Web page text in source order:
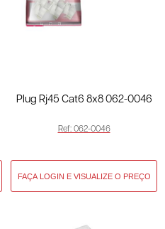
Plug Rj45 Cat6 8x8 062-0046
Ref: 062-0046